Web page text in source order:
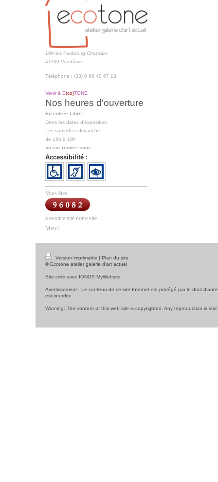
190 bis Faubourg Chartrain
41100 Vendôme
Téléphone : (33) 6 86 40 67 13
Venir à E(co)TONE
Nos heures d'ouverture
En entrée Libre:
Dans les dates d'exposition
Les samedi et dimanche
de 15h à 18h
ou sur rendez-vous
Accessibilité :
Vous êtes
à avoir visité notre site
Merci
Version imprimable | Plan du site
© Ecotone atelier galerie d'art actuel
Site créé avec IONOS MyWebsite
Avertissement : Le contenu de ce site Internet est protégé par le droit
est interdite.
Warning: The content of this web site is copyrighted. Any reproduction is